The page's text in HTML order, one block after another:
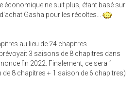
économique ne suit plus, étant basé sur
d'achat Gasha pour les récoltes...
au lieu de 24 chapitres
3 saisons de 8 chapitres dans
fin 2022. Finalement, ce sera 1
de 8 chapitres + 1 saison de 6 chapitres)